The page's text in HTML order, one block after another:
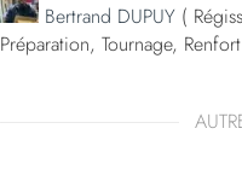
Bertrand DUPUY(
Préparation, Tournage,